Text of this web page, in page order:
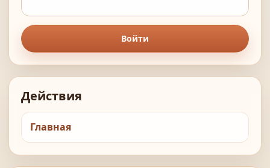
Войти
Действия
Главная